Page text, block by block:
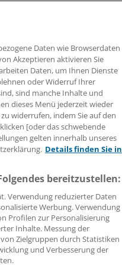
sich eingeloggt haben.
registrieren »
Daten wie Browserdaten
Akzeptieren aktivieren Sie
Daten, um Ihnen Dienste
oder Widerruf Ihrer
sind manche Inhalte und
dieses Menü jederzeit wieder
widerrufen, indem Sie auf den
[oder das schwebende
gelten innerhalb unseres
Details finden Sie in
bereitzustellen:
Verwendung reduzierter Daten
Werbung. Verwendung
Profilen zur Personalisierung
Inhalte. Messung der
Zielgruppen durch Statistiken
und Verbesserung der